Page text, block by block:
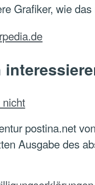
Grafiker, wie
nicht
postina.net
Ausgabe des